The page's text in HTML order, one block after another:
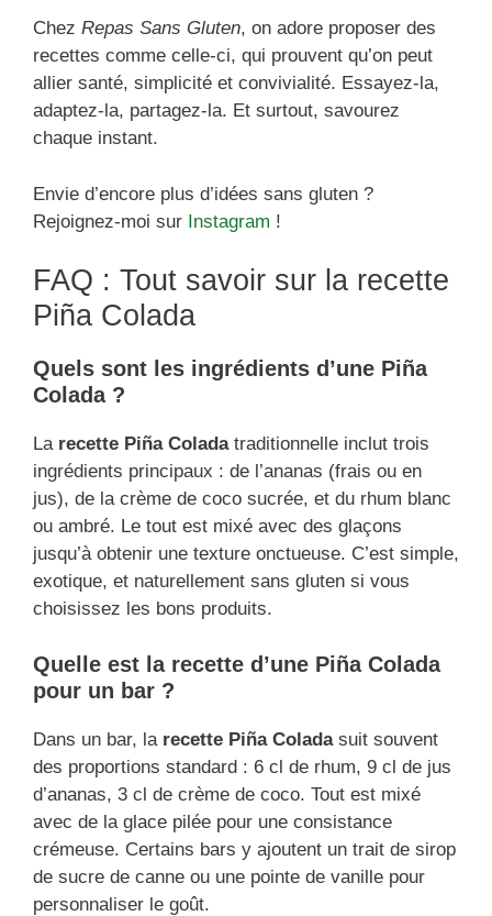
Chez Repas Sans Gluten, on adore proposer des
recettes comme celle-ci, qui prouvent qu’on peut
allier santé, simplicité et convivialité. Essayez-la,
adaptez-la, partagez-la. Et surtout, savourez
chaque instant.
Envie d’encore plus d’idées sans gluten ?
Rejoignez-moi sur Instagram !
FAQ : Tout savoir sur la recette
Piña Colada
Quels sont les ingrédients d’une Piña
Colada ?
La recette Piña Coladatraditionnelle inclut trois
ingrédients principaux : de l’ananas (frais ou en
jus), de la crème de coco sucrée, et du rhum blanc
ou ambré. Le tout est mixé avec des glaçons
jusqu’à obtenir une texture onctueuse. C’est simple,
exotique, et naturellement sans gluten si vous
choisissez les bons produits.
Quelle est la recette d’une Piña Colada
pour un bar ?
Dans un bar, la recette Piña Coladasuit souvent
des proportions standard : 6 cl de rhum, 9 cl de jus
d’ananas, 3 cl de crème de coco. Tout est mixé
avec de la glace pilée pour une consistance
crémeuse. Certains bars y ajoutent un trait de sirop
de sucre de canne ou une pointe de vanille pour
personnaliser le goût.